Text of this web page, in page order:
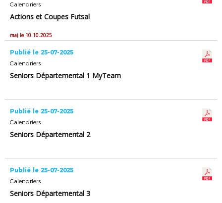
Calendriers
Actions et Coupes Futsal
maj le 10.10.2025
Publié le 25-07-2025
Calendriers
Seniors Départemental 1 MyTeam
Publié le 25-07-2025
Calendriers
Seniors Départemental 2
Publié le 25-07-2025
Calendriers
Seniors Départemental 3